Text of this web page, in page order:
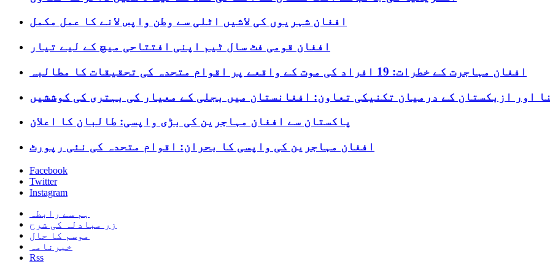
افغان شہریوں کی لاشیں اٹلی سے وطن واپس لانے کا عمل مکمل
افغان قومی فٹ سال ٹیم اپنی افتتاحی میچ کے لیے تیار
افغان مہاجرت کے خطرات: 19 افراد کی موت کے واقعے پر اقوام متحدہ کی تحقیقات کا مطالبہ
اور ازبکستان کے درمیان تکنیکی تعاون: افغانستان میں بجلی کے معیار کی بہتری کی کوششیں
پاکستان سے افغان مہاجرین کی بڑی واپسی: طالبان کا اعلان
افغان مہاجرین کی واپسی کا بحران: اقوام متحدہ کی نئی رپورٹ
Facebook
Twitter
Instagram
ہم سے رابطہ
زر مبادلہ کی شرح
موسم کا حال
خبرنامہ
Rss